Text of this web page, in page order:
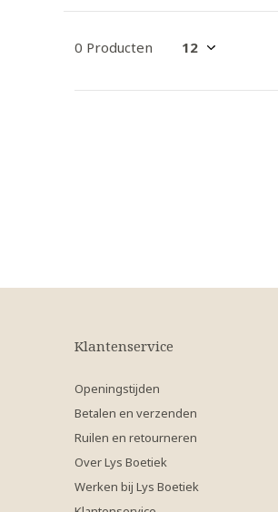
0 Producten
Klantenservice
Openingstijden
Betalen en verzenden
Ruilen en retourneren
Over Lys Boetiek
Werken bij Lys Boetiek